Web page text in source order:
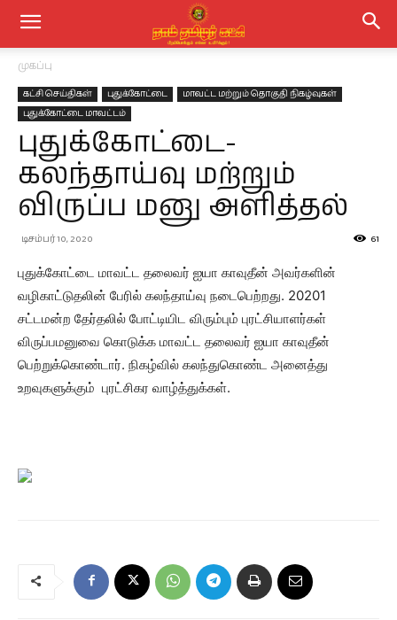
முகப்பு
கட்சி செய்திகள் புதுக்கோட்டை
மாவட்ட மற்றும் தொகுதி நிகழ்வுகள்
புதுக்கோட்டை மாவட்டம்
புதுக்கோட்டை-
கலந்தாய்வு மற்றும்
விருப்ப மனு அளித்தல்
டிசம்பர் 10, 2020 61
புதுக்கோட்டை மாவட்ட தலைவர் ஐயா காவுதீன் அவர்களின்
வழிகாட்டுதலின் பேரில் கலந்தாய்வு நடைபெற்றது. 20201
சட்டமன்ற தேர்தலில் போட்டியிட விரும்பும் புரட்சியாளர்கள்
விருப்பமனுவை கொடுக்க மாவட்ட தலைவர் ஐயா காவுதீன்
பெற்றுக்கொண்டார். நிகழ்வில் கலந்துகொண்ட அனைத்து
உறவுகளுக்கும் புரட்சிகர வாழ்த்துக்கள்.